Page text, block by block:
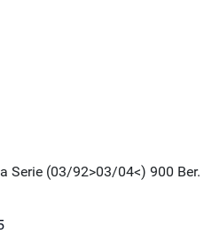
Serie (03/92>03/04<) 900 Ber.